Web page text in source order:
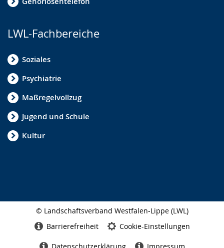
LWL-Fachbereiche
Soziales
Psychiatrie
Maßregelvollzug
Jugend und Schule
Kultur
© Landschaftsverband Westfalen-Lippe (LWL)
Barrierefreiheit Cookie-Einstellungen